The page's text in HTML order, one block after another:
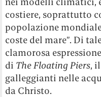
costiere, soprattutto
popolazione
coste del mare”. Di
clamorosa
di The Floating Piers,
galleggianti nelle
da Christo.